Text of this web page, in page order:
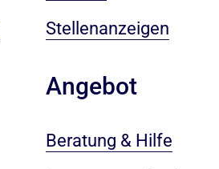
Stellenanzeigen
Angebot
Beratung & Hilfe